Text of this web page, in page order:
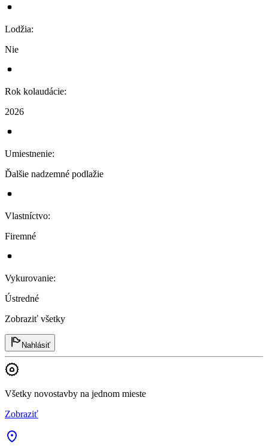
Lodžia:
Nie
Rok kolaudácie:
2026
Umiestnenie:
Ďalšie nadzemné podlažie
Vlastníctvo:
Firemné
Vykurovanie:
Ústredné
Zobraziť všetky
Nahlásiť
Všetky novostavby na jednom mieste
Zobraziť